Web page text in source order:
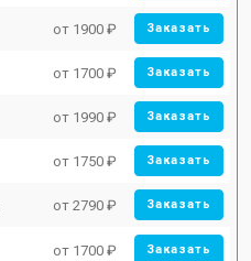
от 1900 ₽ Заказать
от 1700 ₽ Заказать
от 1990 ₽ Заказать
от 1750 ₽ Заказать
от 2790 ₽ Заказать
от 1700 ₽ Заказать